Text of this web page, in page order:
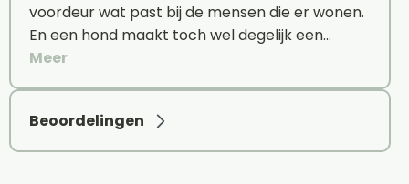
voordeur wat past bij de mensen die er wonen.
En een hond maakt toch wel degelijk een…
Meer
Beoordelingen